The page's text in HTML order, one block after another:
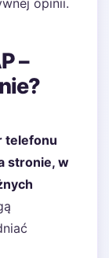
opinii.
–
telefonu
stronie, w